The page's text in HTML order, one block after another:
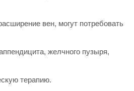
вен, могут потребовать
желчного пузыря,
терапию.